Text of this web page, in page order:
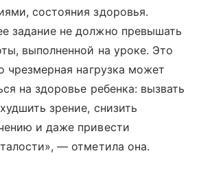
состояния здоровья.
задание не должно превышать
выполненной на уроке. Это
чрезмерная нагрузка может
на здоровье ребенка: вызвать
зрение, снизить
и даже привести
— отметила она.